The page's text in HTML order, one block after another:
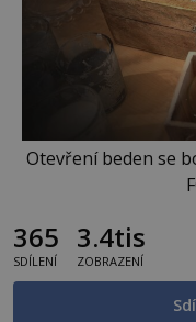
Otevření beden se
365
SDÍLENÍ
3.4tis
ZOBRAZENÍ